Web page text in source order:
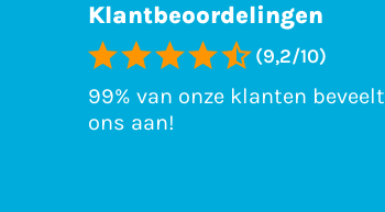
Klantbeoordelingen
(9,2/10)
99% van onze klanten beveelt
ons aan!